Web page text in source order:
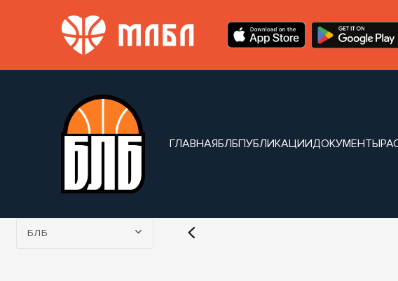
ГЛАВНАЯБЛБПУБЛИКАЦИИДОКУМЕНТЫ
Турнир:
БЛБ